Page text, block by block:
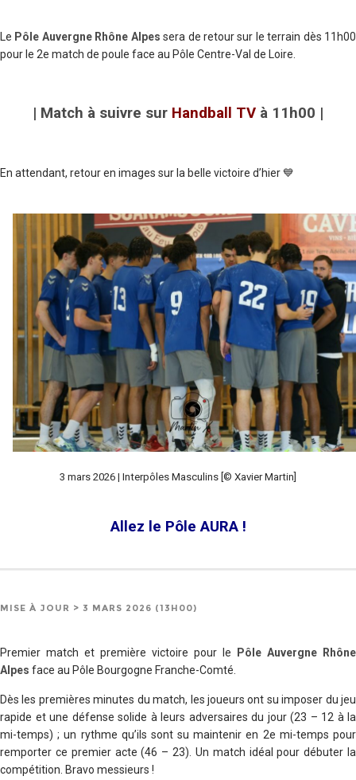
Le Pôle Auvergne Rhône Alpes sera de retour sur le terrain dès 11h00
pour le 2e match de poule face au Pôle Centre-Val de Loire.
| Match à suivre sur Handball TV à 11h00 |
En attendant, retour en images sur la belle victoire d’hier 💙
3 mars 2026 | Interpôles Masculins [© Xavier Martin]
Allez le Pôle AURA !
MISE À JOUR > 3 MARS 2026 (13H00)
Premier match et première victoire pour le Pôle Auvergne Rhône
Alpes face au Pôle Bourgogne Franche-Comté.
Dès les premières minutes du match, les joueurs ont su imposer du jeu
rapide et une défense solide à leurs adversaires du jour (23 – 12 à la
mi-temps) ; un rythme qu’ils sont su maintenir en 2e mi-temps pour
remporter ce premier acte (46 – 23). Un match idéal pour débuter la
compétition. Bravo messieurs !